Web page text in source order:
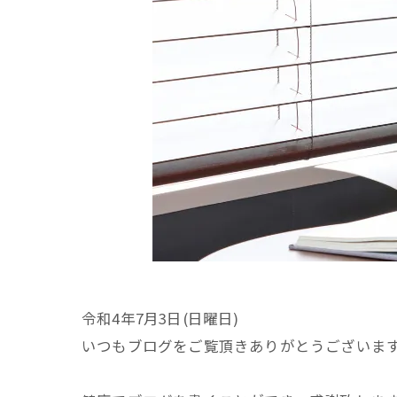
令和4年7月3日(日曜日)
いつもブログをご覧頂きありがとうございま